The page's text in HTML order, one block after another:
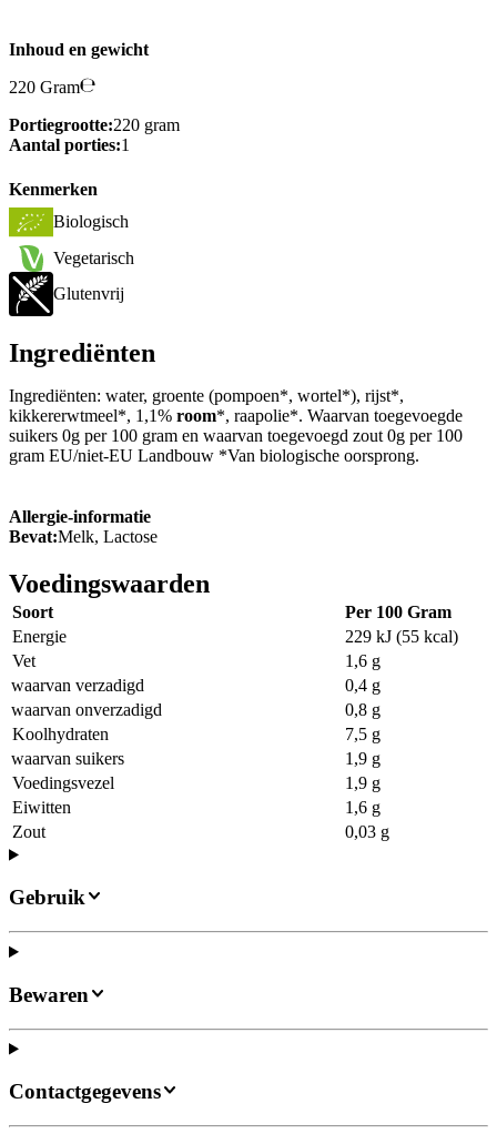
Inhoud en gewicht
220 Gram
Portiegrootte:220 gram
Aantal porties:1
Kenmerken
Biologisch
Vegetarisch
Glutenvrij
Ingrediënten
Ingrediënten: water, groente (pompoen*, wortel*), rijst*,
kikkererwtmeel*, 1,1% room*, raapolie*. Waarvan toegevoegde
suikers 0g per 100 gram en waarvan toegevoegd zout 0g per 100
gram EU/niet-EU Landbouw *Van biologische oorsprong.
Allergie-informatie
Bevat:Melk, Lactose
Voedingswaarden
Soort
Per 100 Gram
Energie
229 kJ (55 kcal)
Vet
1,6 g
waarvan verzadigd
0,4 g
waarvan onverzadigd
0,8 g
Koolhydraten
7,5 g
waarvan suikers
1,9 g
Voedingsvezel
1,9 g
Eiwitten
1,6 g
Zout
0,03 g
Gebruik
Bewaren
Contactgegevens